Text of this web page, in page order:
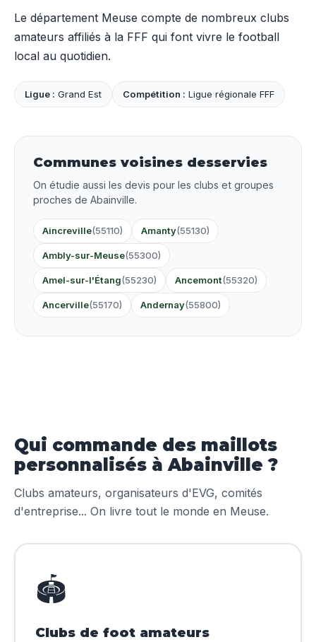
Le département Meuse compte de nombreux clubs
amateurs affiliés à la FFF qui font vivre le football
local au quotidien.
Ligue : Grand Est Compétition : Ligue régionale FFF
Communes voisines desservies
On étudie aussi les devis pour les clubs et groupes
proches de Abainville.
Aincreville(55110) Amanty(55130)
Ambly-sur-Meuse(55300)
Amel-sur-l'Étang(55230) Ancemont(55320)
Ancerville(55170) Andernay(55800)
Qui commande des maillots
personnalisés à Abainville ?
Clubs amateurs, organisateurs d'EVG, comités
d'entreprise... On livre tout le monde en Meuse.
🏟️
Clubs de foot amateurs